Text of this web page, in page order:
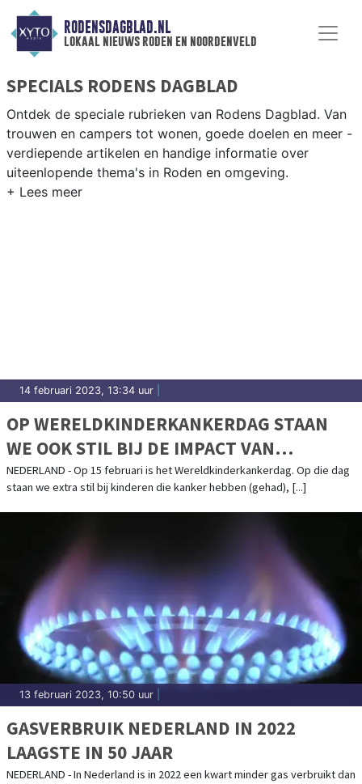
RODENSDAGBLAD.NL
lokaal nieuws roden en noordenveld
SPECIALS RODENS DAGBLAD
Ontdek de speciale rubrieken van Rodens Dagblad. Van
trouwen en campers tot wonen, goede doelen en meer -
verdiepende artikelen en handige informatie over
uiteenlopende thema's in Roden en omgeving.
14 februari 2023, 13:34 uur
OP WERELDKINDERKANKERDAG STAAN
WE OOK STIL BIJ DE IMPACT VAN
KINDERKANKER OP HET GEZIN
NEDERLAND - Op 15 februari is het Wereldkinderkankerdag. Op die dag
staan we extra stil bij kinderen die kanker hebben (gehad), [...]
13 februari 2023, 10:50 uur
GASVERBRUIK NEDERLAND IN 2022
LAAGSTE IN 50 JAAR
NEDERLAND - In Nederland is in 2022 een kwart minder gas verbruikt dan